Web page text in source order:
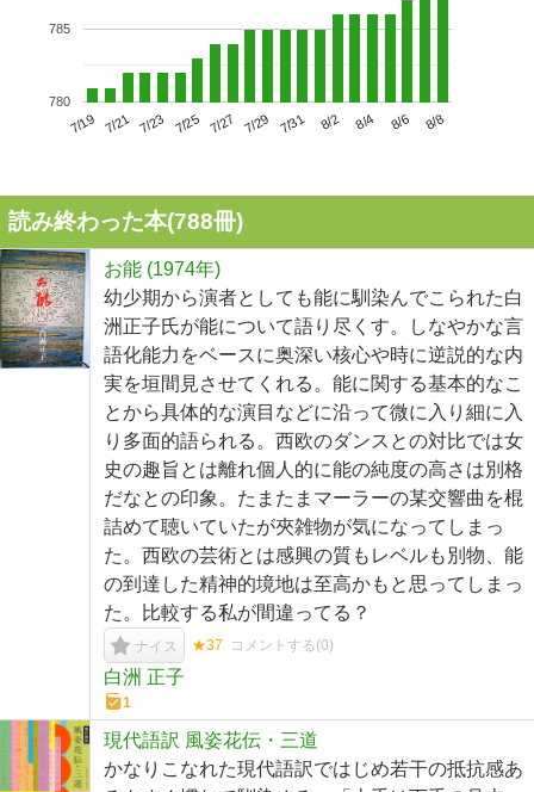
7/19 7/21 7/23 7/25 7/27 7/29 7/31 8/2 8/4 8/6 8/8
780
785
読み終わった本(788冊)
お能 (1974年)
幼少期から演者としても能に馴染んでこられた白
洲正子氏が能について語り尽くす。しなやかな言
語化能力をベースに奥深い核心や時に逆説的な内
実を垣間見させてくれる。能に関する基本的なこ
とから具体的な演目などに沿って微に入り細に入
り多面的語られる。西欧のダンスとの対比では女
史の趣旨とは離れ個人的に能の純度の高さは別格
だなとの印象。たまたまマーラーの某交響曲を棍
詰めて聴いていたが夾雑物が気になってしまっ
た。西欧の芸術とは感興の質もレベルも別物、能
の到達した精神的境地は至高かもと思ってしまっ
た。比較する私が間違ってる？
ナイス ★37 コメントする(0)
白洲 正子
1
現代語訳 風姿花伝・三道
かなりこなれた現代語訳ではじめ若干の抵抗感あ